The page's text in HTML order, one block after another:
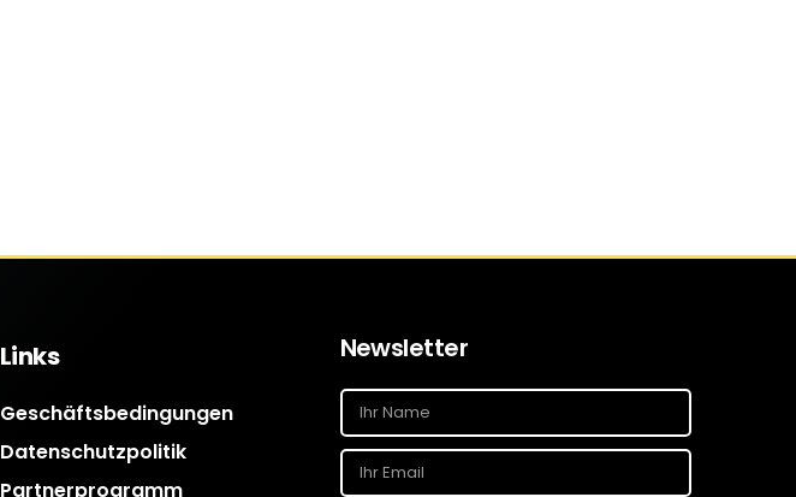
Links
Geschäftsbedingungen
Datenschutzpolitik
Partnerprogramm
Newsletter